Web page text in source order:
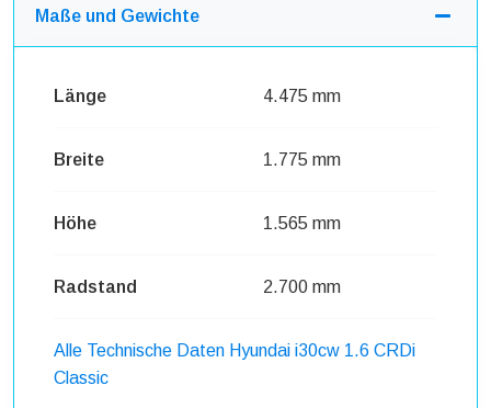
Maße und Gewichte
Länge 4.475 mm
Breite 1.775 mm
Höhe 1.565 mm
Radstand 2.700 mm
Alle Technische Daten Hyundai i30cw 1.6 CRDi
Classic